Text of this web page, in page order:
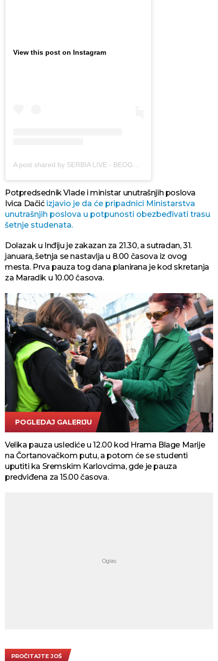
View this post on Instagram
A post shared by SERBIA LIVE - BEOGRAD (@serbialive_beograd)
Potpredsednik Vlade i ministar unutrašnjih poslova
Ivica Dačić izjavio je da će pripadnici Ministarstva
unutrašnjih poslova u potpunosti obezbeđivati trasu
šetnje studenata.
Dolazak u Inđiju je zakazan za 21.30, a sutradan, 31.
januara, šetnja se nastavlja u 8.00 časova iz ovog
mesta. Prva pauza tog dana planirana je kod skretanja
za Maradik u 10.00 časova.
POGLEDAJ GALERIJU
Velika pauza uslediće u 12.00 kod Hrama Blage Marije
na Čortanovačkom putu, a potom će se studenti
uputiti ka Sremskim Karlovcima, gde je pauza
predviđena za 15.00 časova.
PROČITAJTE JOŠ